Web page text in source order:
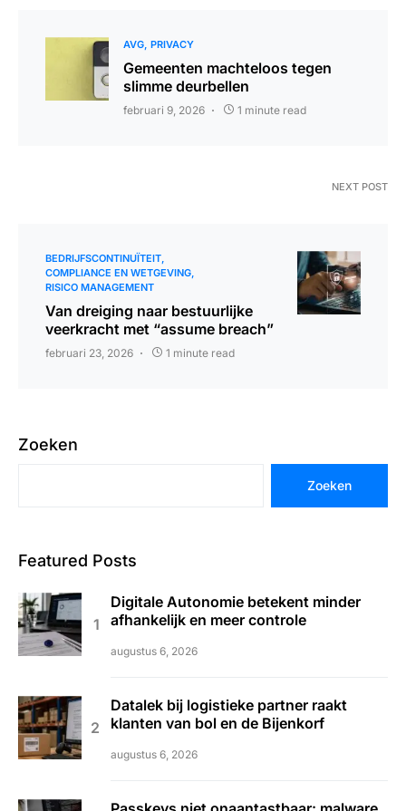
AVG PRIVACY
Gemeenten machteloos tegen
slimme deurbellen
februari 9, 2026 1 minute read
NEXT POST
BEDRIJFSCONTINUÏTEIT
COMPLIANCE EN WETGEVING
RISICO MANAGEMENT
Van dreiging naar bestuurlijke
veerkracht met “assume breach”
februari 23, 2026 1 minute read
Zoeken
Zoeken
Featured Posts
Digitale Autonomie betekent minder
afhankelijk en meer controle
augustus 6, 2026
Datalek bij logistieke partner raakt
klanten van bol en de Bijenkorf
augustus 6, 2026